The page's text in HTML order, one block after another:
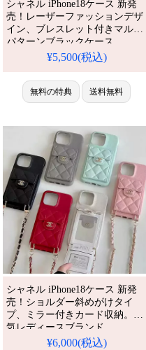
シャネル iPhone18ケース 新発
売！レーザーファッションデザ
イン、ブレスレット付きマルチ
パターンブラックケース。
iPhone16/16pro/15promax/14/13pro
全機種対応。芸能人も愛用する
人気ブランド、耐衝撃＆防水の
多機能仕様。かわいいシャネル
スタイルが流行り、格安で手に
ースとしても使える優れもの！
送料無料。（ストラップ付きケ
ー
¥5,500(税込)
無料の特典 送料無料
シャネル iPhone18ケース 新発
売！ショルダー斜めがけタイ
プ、ミラー付きカード収納。人
気レディースブランド、
iPhone17/17pro/16/16promax/15/14
¥6,000(税込)